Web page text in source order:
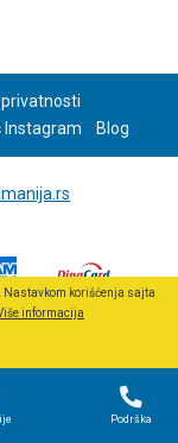
Podrška
Instagram Blog
korišćenja sajta
informacija